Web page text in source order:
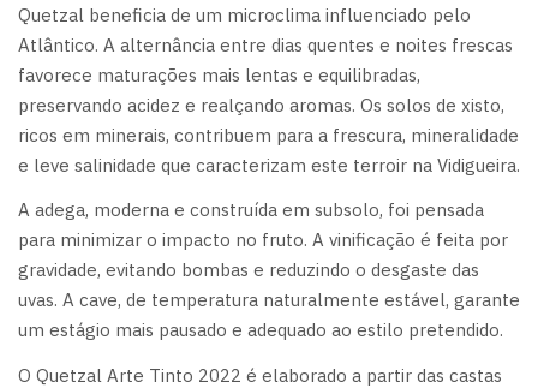
Quetzal beneficia de um microclima influenciado pelo
Atlântico. A alternância entre dias quentes e noites frescas
favorece maturações mais lentas e equilibradas,
preservando acidez e realçando aromas. Os solos de xisto,
ricos em minerais, contribuem para a frescura, mineralidade
e leve salinidade que caracterizam este terroir na Vidigueira.
A adega, moderna e construída em subsolo, foi pensada
para minimizar o impacto no fruto. A vinificação é feita por
gravidade, evitando bombas e reduzindo o desgaste das
uvas. A cave, de temperatura naturalmente estável, garante
um estágio mais pausado e adequado ao estilo pretendido.
O Quetzal Arte Tinto 2022 é elaborado a partir das castas